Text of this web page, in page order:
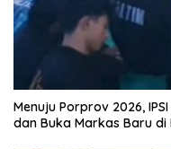
Menuju Porprov 2026,
dan Buka Markas Baru di